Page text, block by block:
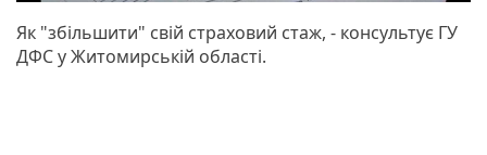
Як "збільшити" свій страховий стаж, - консультує ГУ
ДФС у Житомирській області.